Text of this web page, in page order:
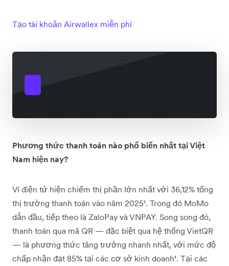
Tạo tài khoản Airwallex miễn phí
Phương thức thanh toán nào phổ biến nhất tại Việt
Nam hiện nay?
Ví điện tử hiện chiếm thị phần lớn nhất với 36,12% tổng
thị trường thanh toán vào năm 2025¹. Trong đó MoMo
dẫn đầu, tiếp theo là ZaloPay và VNPAY. Song song đó,
thanh toán qua mã QR — đặc biệt qua hệ thống VietQR
— là phương thức tăng trưởng nhanh nhất, với mức độ
chấp nhận đạt 85% tại các cơ sở kinh doanh¹. Tại các